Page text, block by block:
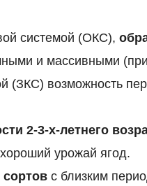
системой (ОКС),
и массивными
(ЗКС) возможность
2-3-х-летнего
урожай ягод.
сортов с близким